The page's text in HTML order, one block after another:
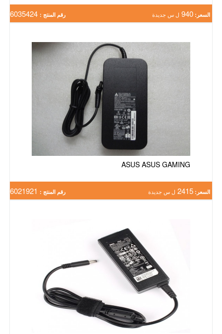
السعر: 940 ل س جديدة رقم المنتج :
ASUS ASUS GAMING
السعر: 2415 ل س جديدة رقم المنتج :